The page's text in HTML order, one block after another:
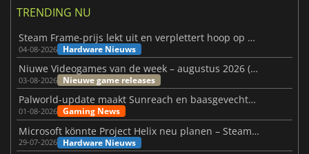
TRENDING NU
Steam Frame-prijs lekt uit en verplettert hoop op betaalbare VR
04-08-2026 Hardware Nieuws
Niuwe Videogames van de week – augustus 2026 (week 32)
03-08-2026 Nieuwe game releases
Palworld-update maakt Sunreach en baasgevechten stabieler
01-08-2026 Gaming News
Microsoft könnte Project Helix neu planen – Steam-Support wackelt
29-07-2026 Hardware Nieuws